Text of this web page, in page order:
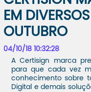
EM
OUTUBRO
04/10/18 10:32:28
A Certisign marca
para que cada vez
conhecimento sobre
Digital e demais